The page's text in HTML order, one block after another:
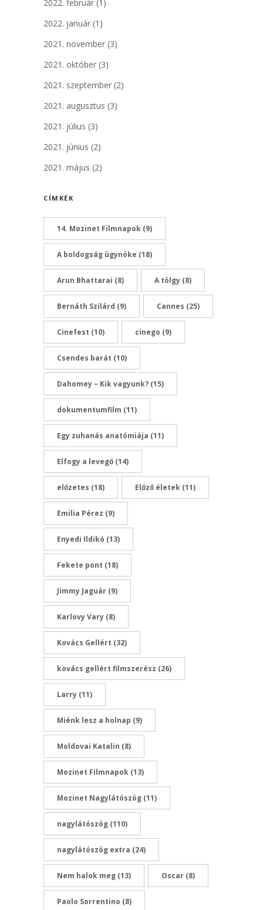
2022. február (1)
2022. január (1)
2021. november (3)
2021. október (3)
2021. szeptember (2)
2021. augusztus (3)
2021. július (3)
2021. június (2)
2021. május (2)
CÍMKÉK
14. Mozinet Filmnapok (9)
A boldogság ügynöke (18)
Arun Bhattarai (8) A tölgy (8)
Bernáth Szilárd (9) Cannes (25)
Cinefest (10) cinego (9)
Csendes barát (10)
Dahomey – Kik vagyunk? (15)
dokumentumfilm (11)
Egy zuhanás anatómiája (11)
Elfogy a levegő (14)
előzetes (18) Előző életek (11)
Emilia Pérez (9)
Enyedi Ildikó (13)
Fekete pont (18)
Jimmy Jaguár (9)
Karlovy Vary (8)
Kovács Gellért (32)
kovács gellért filmszerész (26)
Larry (11)
Miénk lesz a holnap (9)
Moldovai Katalin (8)
Mozinet Filmnapok (13)
Mozinet Nagylátószög (11)
nagylátószög (110)
nagylátószög extra (24)
Nem halok meg (13) Oscar (8)
Paolo Sorrentino (8)